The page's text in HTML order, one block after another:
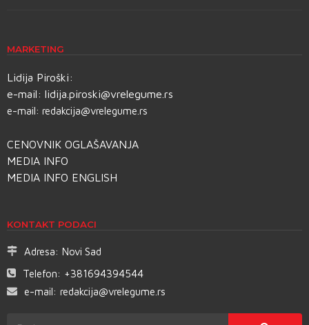
MARKETING
Lidija Piroški:
e-mail: lidija.piroski@vrelegume.rs
e-mail: redakcija@vrelegume.rs
CENOVNIK OGLAŠAVANJA
MEDIA INFO
MEDIA INFO ENGLISH
KONTAKT PODACI
Adresa: Novi Sad
Telefon: +381694394544
e-mail: redakcija@vrelegume.rs